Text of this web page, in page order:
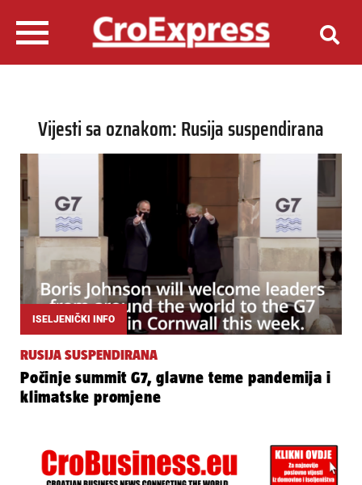
Vijesti sa oznakom: Rusija suspendirana
ISELJENIČKI INFO
RUSIJA SUSPENDIRANA
Počinje summit G7, glavne teme pandemija i
klimatske promjene